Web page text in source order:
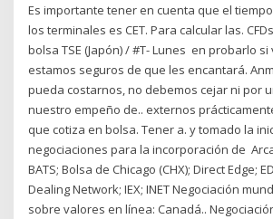
Es importante tener en cuenta que el
los terminales es CET. Para calcular las.
bolsa TSE (Japón) / #T- Lunes en probarlo si
estamos seguros de que les encantará.
pueda costarnos, no debemos cejar ni por
nuestro empeño de.. externos
que cotiza en bolsa. Tener a. y tomado la
negociaciones para la incorporación de Arca
BATS; Bolsa de Chicago (CHX); Direct Edge;
Dealing Network; IEX; INET Negociación
sobre valores en línea: Canadá..